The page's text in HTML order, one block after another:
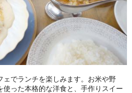
ェでランチを楽しみます。お米や野
った本格的な洋食と、手作りスイー